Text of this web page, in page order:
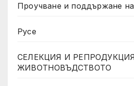
Проучване и поддържане
Русе
СЕЛЕКЦИЯ И
ЖИВОТНОВЪДСТВОТО